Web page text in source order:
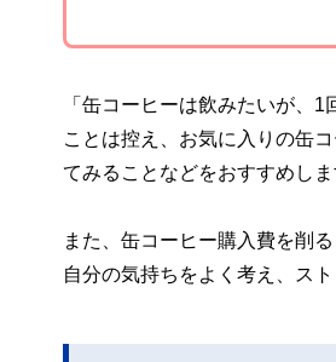
「缶コーヒーは飲みたいが、
ことは控え、お気に入りの缶
てみることなどをおすすめしま
また、缶コーヒー購入費を削
自分の気持ちをよく考え、ス